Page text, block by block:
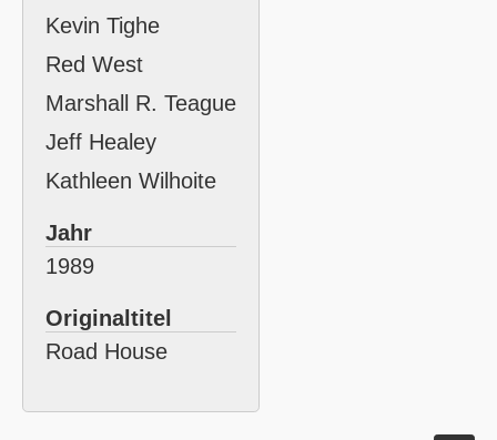
Kevin Tighe
Red West
Marshall R. Teague
Jeff Healey
Kathleen Wilhoite
Jahr
1989
Originaltitel
Road House